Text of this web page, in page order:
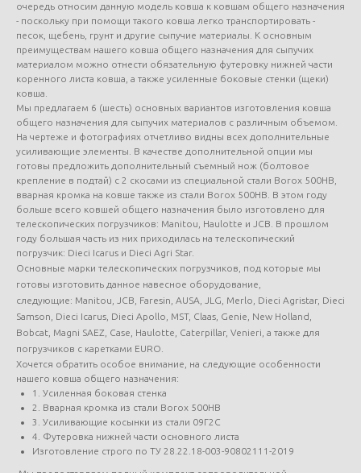
очередь относим данную модель ковша к ковшам общего назначения
- поскольку при помощи такого ковша легко транспортировать -
песок, щебень, грунт и другие сыпучие материалы. К основным
преимуществам нашего ковша общего назначения для сыпучих
материалом можно отнести обязательную футеровку нижней части
коренного листа ковша, а также усиленные боковые стенки (щеки)
ковша.
Мы предлагаем 6 (шесть) основных вариантов изготовления ковша
общего назначения для сыпучих материалов с различным объемом.
На чертеже и фотографиях отчетливо видны всех дополнительные
усиливающие элементы. В качестве дополнительной опции мы
готовы предложить дополнительный съемный нож (болтовое
крепление в подтай) с 2 скосами из специальной стали Borox 500HB,
вварная кромка на ковше также из стали Borox 500HB. В этом году
больше всего ковшей общего назначения было изготовлено для
телескопических погрузчиков: Manitou, Haulotte и JCB. В прошлом
году большая часть из них приходилась на телескопический
погрузчик: Dieci Icarus и Dieci Agri Star.
Основные марки телескопических погрузчиков, под которые мы
готовы изготовить данное навесное оборудование,
следующие: Manitou, JCB, Faresin, AUSA, JLG, Merlo, Dieci Agristar, Dieci
Samson, Dieci Icarus, Dieci Apollo, MST, Claas, Genie, New Holland,
Bobcat, Magni SAEZ, Case, Haulotte, Caterpillar, Venieri, а также для
погрузчиков с каретками EURO.
Хочется обратить особое внимание, на следующие особенности
нашего ковша общего назначения:
1. Усиленная боковая стенка
2. Вварная кромка из стали Borox 500HB
3. Усиливающие косынки из стали 09Г2С
4. Футеровка нижней части основного листа
Изготовление строго по ТУ 28.22.18-003-90802111-2019